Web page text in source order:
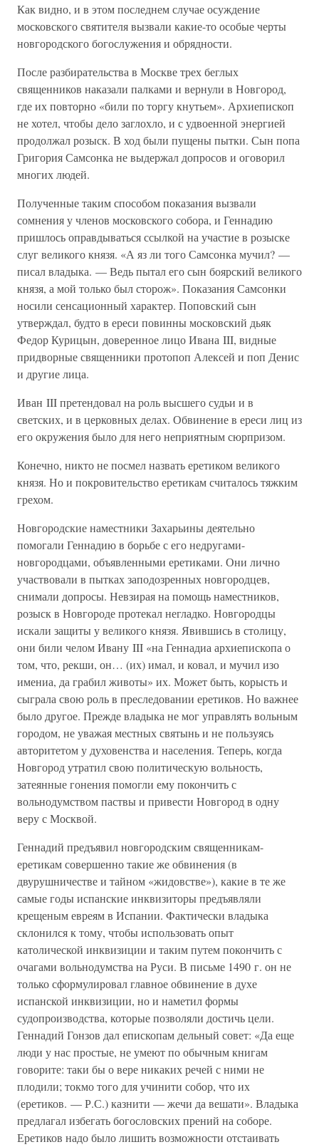
Как видно, и в этом последнем случае осуждение
московского святителя вызвали какие-то особые черты
новгородского богослужения и обрядности.
После разбирательства в Москве трех беглых
священников наказали палками и вернули в Новгород,
где их повторно «били по торгу кнутьем». Архиепископ
не хотел, чтобы дело заглохло, и с удвоенной энергией
продолжал розыск. В ход были пущены пытки. Сын попа
Григория Самсонка не выдержал допросов и оговорил
многих людей.
Полученные таким способом показания вызвали
сомнения у членов московского собора, и Геннадию
пришлось оправдываться ссылкой на участие в розыске
слуг великого князя. «А яз ли того Самсонка мучил? —
писал владыка. — Ведь пытал его сын боярский великого
князя, а мой только был сторож». Показания Самсонки
носили сенсационный характер. Поповский сын
утверждал, будто в ереси повинны московский дьяк
Федор Курицын, доверенное лицо Ивана III, видные
придворные священники протопоп Алексей и поп Денис
и другие лица.
Иван III претендовал на роль высшего судьи и в
светских, и в церковных делах. Обвинение в ереси лиц из
его окружения было для него неприятным сюрпризом.
Конечно, никто не посмел назвать еретиком великого
князя. Но и покровительство еретикам считалось тяжким
грехом.
Новгородские наместники Захарьины деятельно
помогали Геннадию в борьбе с его недругами-
новгородцами, объявленными еретиками. Они лично
участвовали в пытках заподозренных новгородцев,
снимали допросы. Невзирая на помощь наместников,
розыск в Новгороде протекал негладко. Новгородцы
искали защиты у великого князя. Явившись в столицу,
они били челом Ивану III «на Геннадиа архиепископа о
том, что, рекши, он… (их) имал, и ковал, и мучил изо
имениа, да грабил животы» их. Может быть, корысть и
сыграла свою роль в преследовании еретиков. Но важнее
было другое. Прежде владыка не мог управлять вольным
городом, не уважая местных святынь и не пользуясь
авторитетом у духовенства и населения. Теперь, когда
Новгород утратил свою политическую вольность,
затеянные гонения помогли ему покончить с
вольнодумством паствы и привести Новгород в одну
веру с Москвой.
Геннадий предъявил новгородским священникам-
еретикам совершенно такие же обвинения (в
двурушничестве и тайном «жидовстве»), какие в те же
самые годы испанские инквизиторы предъявляли
крещеным евреям в Испании. Фактически владыка
склонился к тому, чтобы использовать опыт
католической инквизиции и таким путем покончить с
очагами вольнодумства на Руси. В письме 1490 г. он не
только сформулировал главное обвинение в духе
испанской инквизиции, но и наметил формы
судопроизводства, которые позволяли достичь цели.
Геннадий Гонзов дал епископам дельный совет: «Да еще
люди у нас простые, не умеют по обычным книгам
говорите: таки бы о вере никаких речей с ними не
плодили; токмо того для учинити собор, что их
(еретиков. — Р.С.) казнити — жечи да вешати». Владыка
предлагал избегать богословских прений на соборе.
Еретиков надо было лишить возможности отстаивать